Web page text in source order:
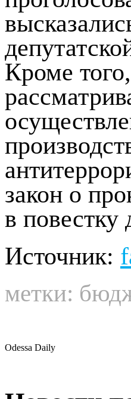
Кроме
закон о
в повестку
Источник:
метки:
Odessa Daily